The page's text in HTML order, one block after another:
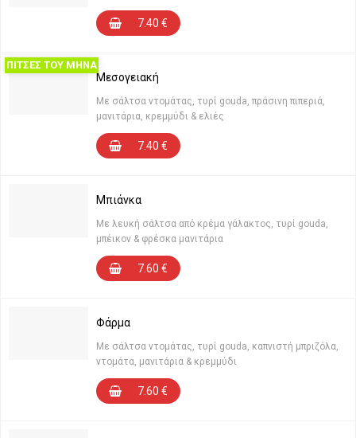
7.40 €
ΠΙΤΣΕΣ ΤΟΥ ΜΗΝΑ
Μεσογειακή
Με σάλτσα ντομάτας, τυρί gouda, πράσινη πιπεριά,
μανιτάρια, κρεμμύδι & ελιές
7.40 €
Μπιάνκα
Με λευκή σάλτσα από κρέμα γάλακτος, τυρί gouda,
μπέικον & φρέσκα μανιτάρια
7.60 €
Φάρμα
Με σάλτσα ντομάτας, τυρί gouda, καπνιστή μπριζόλα,
ντομάτα, μανιτάρια & κρεμμύδι
7.60 €